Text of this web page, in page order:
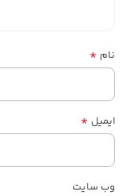
نام *
ایمیل *
وب‌ سایت